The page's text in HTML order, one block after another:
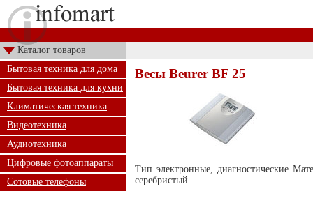
Каталог товаров
Бытовая техника для дома
Бытовая техника для кухни
Климатическая техника
Видеотехника
Аудиотехника
Цифровые фотоаппараты
Сотовые телефоны
Весы Beurer BF 25
Тип электронные, диагностические
серебристый